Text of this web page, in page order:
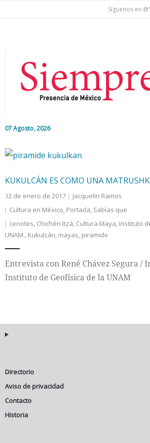
Síguenos en
07 Agosto, 2026
Nacional
Internacional
Cultura
KUKULCÁN ES COMO UNA
12 de enero de 2017
Jacquelin Ramos
Cultura en México, Portada, Sabías que
cenotes, Chichén Itzá, Cultura Maya, Instituto
UNAM., Kukulcán, mayas, piramide
Entrevista con René Chávez Segura /
Instituto de Geofísica de la UNAM
Directorio
Aviso de privacidad
Contacto
Historia